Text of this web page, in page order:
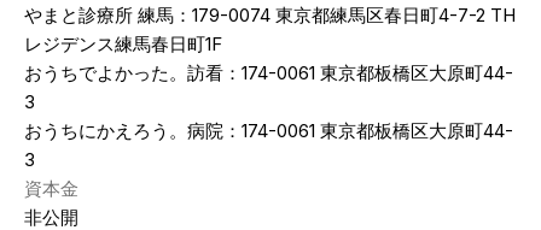
やまと診療所 練馬：179-0074 東京都練馬区春日町4-7-2 TH
レジデンス練馬春日町1F
おうちでよかった。訪看：174-0061 東京都板橋区大原町44-
3
おうちにかえろう。病院：174-0061 東京都板橋区大原町44-
3
資本金
非公開